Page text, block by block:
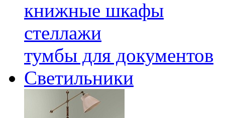
книжные шкафы
стеллажи
тумбы для документов
Светильники